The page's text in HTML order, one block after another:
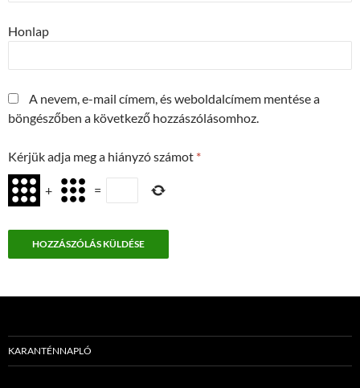
Honlap
A nevem, e-mail címem, és weboldalcímem mentése a
böngészőben a következő hozzászólásomhoz.
Kérjük adja meg a hiányzó számot *
+ =
KARANTÉNNAPLÓ